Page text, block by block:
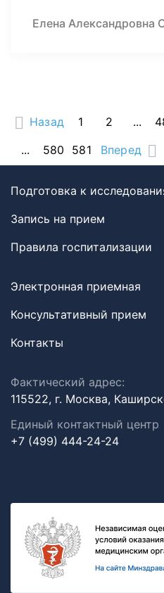
Елена Александровна
Назад 1 2 ...
...
580 581 Вперед
Подготовка к
Запись на прием
Правила госпитализации
Электронная приемная
Консультативный прием
Контакты
Фактический адрес:
115522, г. Москва,
Единый контактный центр
+7 (499) 444-24-24